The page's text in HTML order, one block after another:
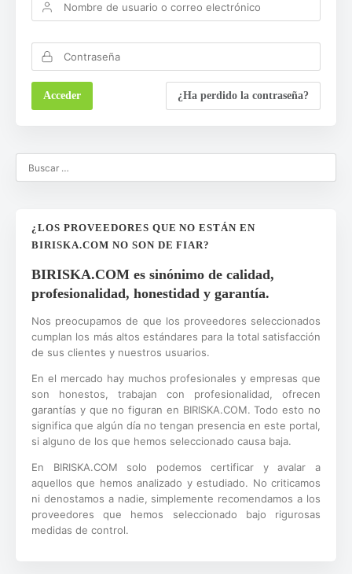
¿Ha perdido la contraseña?
¿LOS PROVEEDORES QUE NO ESTÁN EN
BIRISKA.COM NO SON DE FIAR?
BIRISKA.COM es sinónimo de calidad,
profesionalidad, honestidad y garantía.
Nos preocupamos de que los proveedores seleccionados
cumplan los más altos estándares para la total satisfacción
de sus clientes y nuestros usuarios.
En el mercado hay muchos profesionales y empresas que
son honestos, trabajan con profesionalidad, ofrecen
garantías y que no figuran en BIRISKA.COM. Todo esto no
significa que algún día no tengan presencia en este portal,
si alguno de los que hemos seleccionado causa baja.
En BIRISKA.COM solo podemos certificar y avalar a
aquellos que hemos analizado y estudiado. No criticamos
ni denostamos a nadie, simplemente recomendamos a los
proveedores que hemos seleccionado bajo rigurosas
medidas de control.